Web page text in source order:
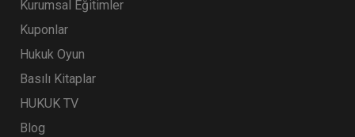
Kurumsal Eğitimler
Kuponlar
Hukuk Oyun
Basılı Kitaplar
HUKUK TV
Blog